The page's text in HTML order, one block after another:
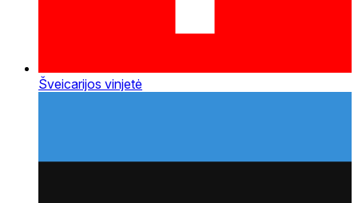
Šveicarijos vinjetė